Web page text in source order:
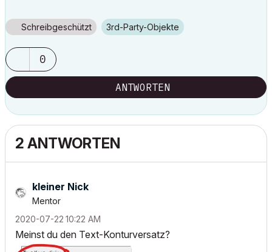
Schreibgeschützt 3rd-Party-Objekte
0
ANTWORTEN
2 ANTWORTEN
kleiner Nick
Mentor
‎2020-07-22 10:22 AM
Meinst du den Text-Konturversatz?